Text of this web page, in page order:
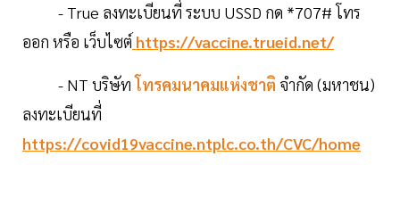
- True ลงทะเบียนที่ ระบบ USSD กด *707# โทร
ออก หรือ เว็บไซต์ https://vaccine.trueid.net/
- NT บริษัทโทรคมนาคมแห่งชาติ จำกัด (มหาชน)
ลงทะเบียนที่
https://covid19vaccine.ntplc.co.th/CVC/home